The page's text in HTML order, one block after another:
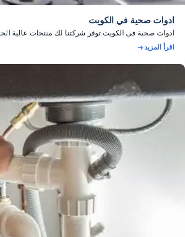
ادوات صحية في الكويت
ادوات صحية في الكويت توفر شركتنا لك منتجات عالية
اقرأ المزيد